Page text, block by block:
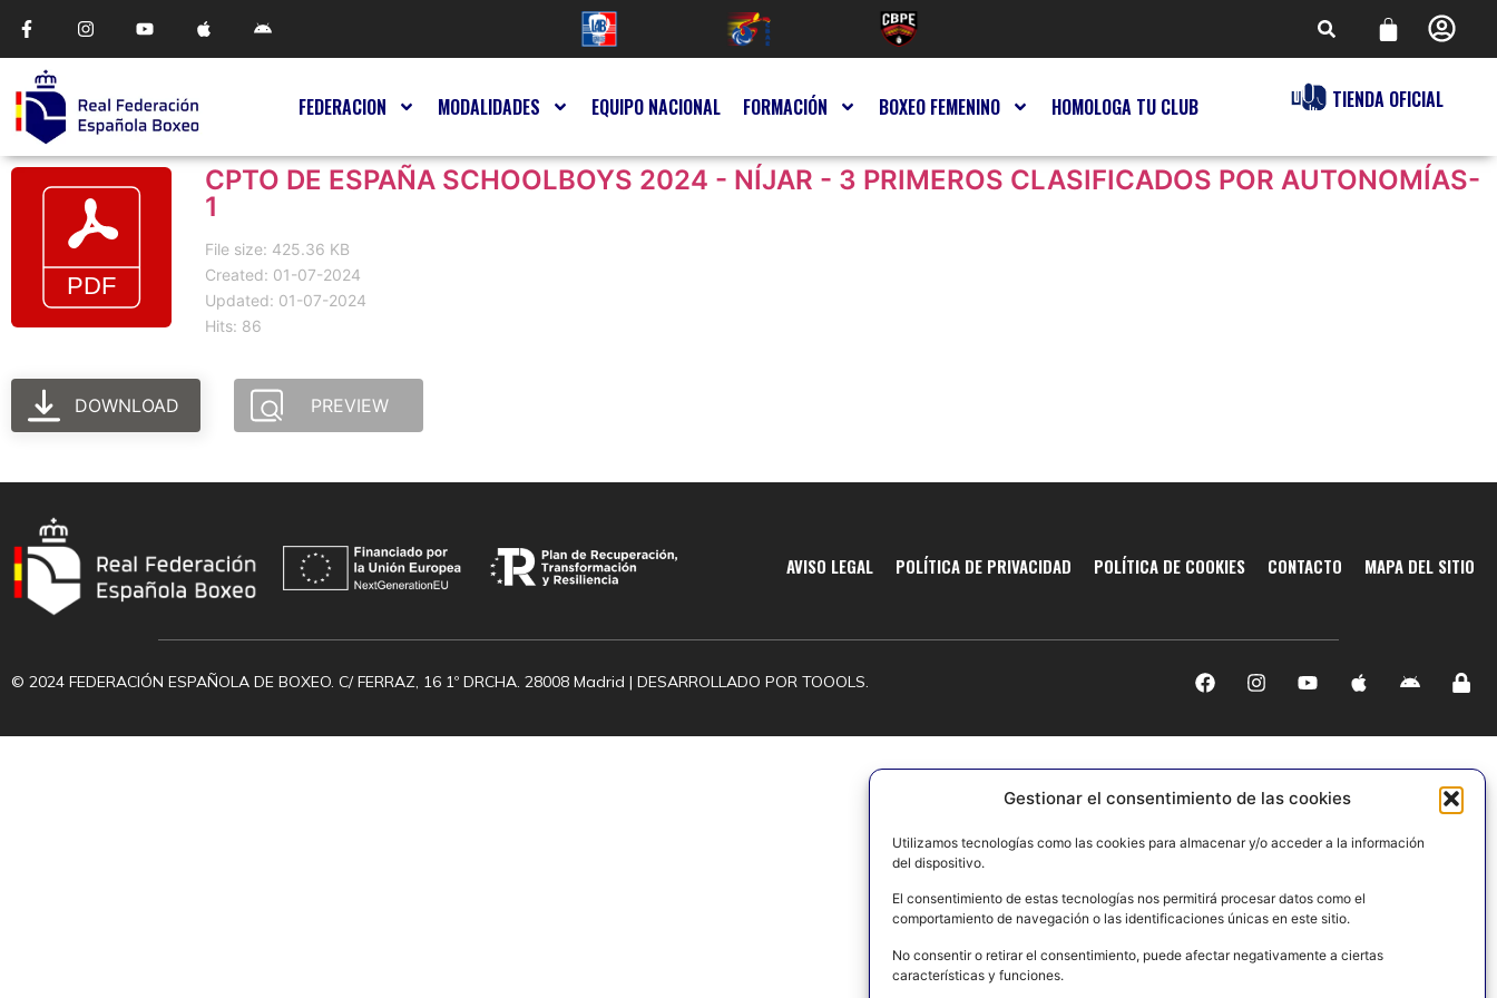
Gestionar el consentimiento de las cookies
Utilizamos tecnologías como las cookies para almacenar y/o acceder a la información
del dispositivo.
El consentimiento de estas tecnologías nos permitirá procesar datos como el
comportamiento de navegación o las identificaciones únicas en este sitio.
No consentir o retirar el consentimiento, puede afectar negativamente a ciertas
características y funciones.
FEDERACION MODALIDADES EQUIPO NACIONAL FORMACIÓN BOXEO FEMENINO HOMOLOGA TU CLUB TIENDA OFICIAL
CPTO DE ESPAÑA SCHOOLBOYS 2024 - NÍJAR - 3 PRIMEROS CLASIFICADOS POR AUTONOMÍAS-
1
File size: 425.36 KB
Created: 01-07-2024
Updated: 01-07-2024
Hits: 86
DOWNLOAD PREVIEW
AVISO LEGAL POLÍTICA DE PRIVACIDAD POLÍTICA DE COOKIES CONTACTO MAPA DEL SITIO
© 2024 FEDERACIÓN ESPAÑOLA DE BOXEO. C/ FERRAZ, 16 1º DRCHA. 28008 Madrid | DESARROLLADO POR TOOOLS.